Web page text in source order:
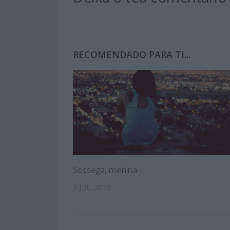
RECOMENDADO PARA TI...
Sossega, menina.